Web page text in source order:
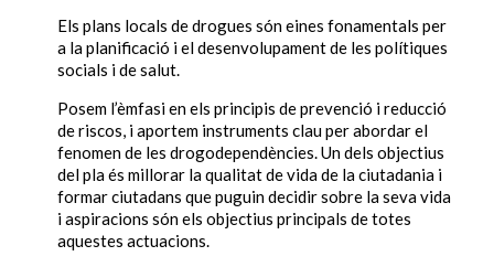
Els plans locals de drogues són eines fonamentals per
a la planificació i el desenvolupament de les polítiques
socials i de salut.
Posem l’èmfasi en els principis de prevenció i reducció
de riscos, i aportem instruments clau per abordar el
fenomen de les drogodependències. Un dels objectius
del pla és millorar la qualitat de vida de la ciutadania i
formar ciutadans que puguin decidir sobre la seva vida
i aspiracions són els objectius principals de totes
aquestes actuacions.